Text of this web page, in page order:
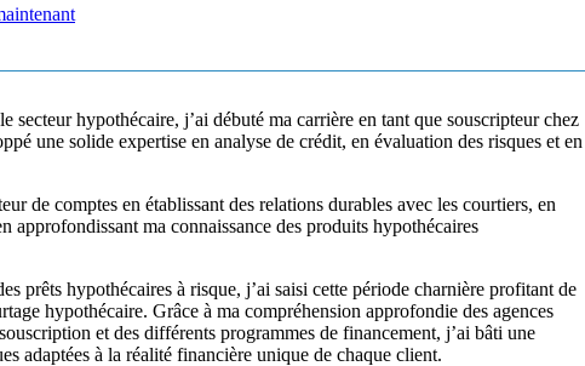
secteur hypothécaire, j’ai débuté ma carrière en tant que souscripteur chez
une solide expertise en analyse de crédit, en évaluation des risques et en
de comptes en établissant des relations durables avec les courtiers, en
approfondissant ma connaissance des produits hypothécaires
prêts hypothécaires à risque, j’ai saisi cette période charnière profitant de
hypothécaire. Grâce à ma compréhension approfondie des agences
et des différents programmes de financement, j’ai bâti une
adaptées à la réalité financière unique de chaque client.